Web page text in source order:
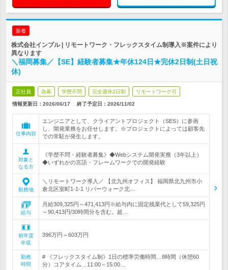
新着
株式会社インプル | リモートワーク・フレックスタイム制導入※案件により
異なります
＼福岡募集／【SE】経験者募集★年休124日★完休2日制(土日祝
休)
正社員 急募 学歴不問 完全週休2日制 リモートワーク可
情報更新日：2026/06/17 終了予定日： 2026/11/02
仕事内容
エンジニアとして、クライアントプロジェクト（SES）に参画
し、開発業務をお任せします。※プロジェクトによっては顧客先
での常駐が発生します。
対象と
なる方
《学歴不問・経験者募集》◆Webシステム開発実務（3年以上）
◆いずれかの言語・フレームワークでの開発経験
勤務地
＼リモートワーク導入／ 【北九州オフィス】 福岡県北九州市小
倉北区室町1-1-1 リバーウォーク北…
給与
月給309,325円～471,413円※給与内に固定残業代として59,325円
～90,413円/30時間分を含む。超…
初年度
年収
396万円～603万円
勤務
時間
# 《フレックスタイム制》1日の標準労働時間…8時間（休憩60
分）コアタイム…11:00～15:00…